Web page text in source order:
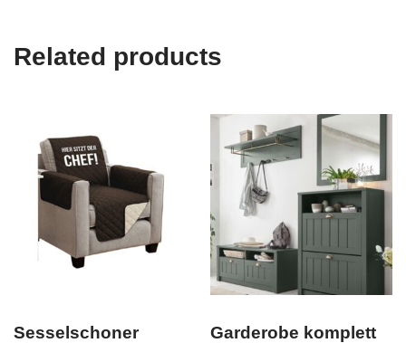
Related products
Sesselschoner
Garderobe komplett